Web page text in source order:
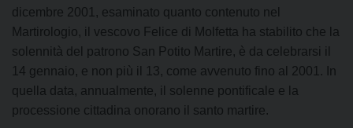
dicembre 2001, esaminato quanto contenuto nel
Martirologio, il vescovo Felice di Molfetta ha stabilito che la
solennità del patrono San Potito Martire, è da celebrarsi il
14 gennaio, e non più il 13, come avvenuto fino al 2001. In
quella data, annualmente, il solenne pontificale e la
processione cittadina onorano il santo martire.